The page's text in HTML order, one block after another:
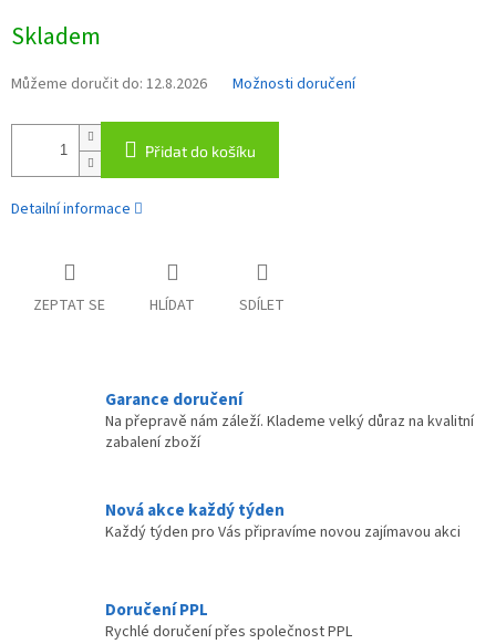
cena:
Skladem
Můžeme doručit do: 12.8.2026 Možnosti doručení
Přidat do košíku
Detailní informace
ZEPTAT SE HLÍDAT SDÍLET
Garance doručení
Na přepravě nám záleží. Klademe velký důraz na kvalitní
zabalení zboží
Nová akce každý týden
Každý týden pro Vás připravíme novou zajímavou akci
Doručení PPL
Rychlé doručení přes společnost PPL